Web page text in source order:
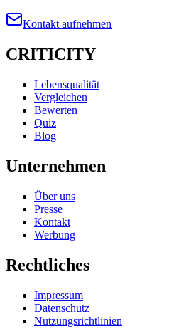
Kontakt aufnehmen
CRITICITY
Lebensqualität
Vergleichen
Bewerten
Quiz
Blog
Unternehmen
Über uns
Presse
Kontakt
Werbung
Rechtliches
Impressum
Datenschutz
Nutzungsrichtlinien